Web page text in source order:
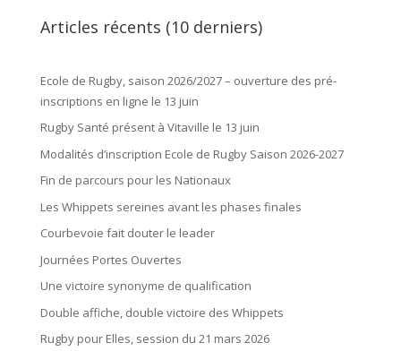
Articles récents (10 derniers)
Ecole de Rugby, saison 2026/2027 – ouverture des pré-
inscriptions en ligne le 13 juin
Rugby Santé présent à Vitaville le 13 juin
Modalités d’inscription Ecole de Rugby Saison 2026-2027
Fin de parcours pour les Nationaux
Les Whippets sereines avant les phases finales
Courbevoie fait douter le leader
Journées Portes Ouvertes
Une victoire synonyme de qualification
Double affiche, double victoire des Whippets
Rugby pour Elles, session du 21 mars 2026